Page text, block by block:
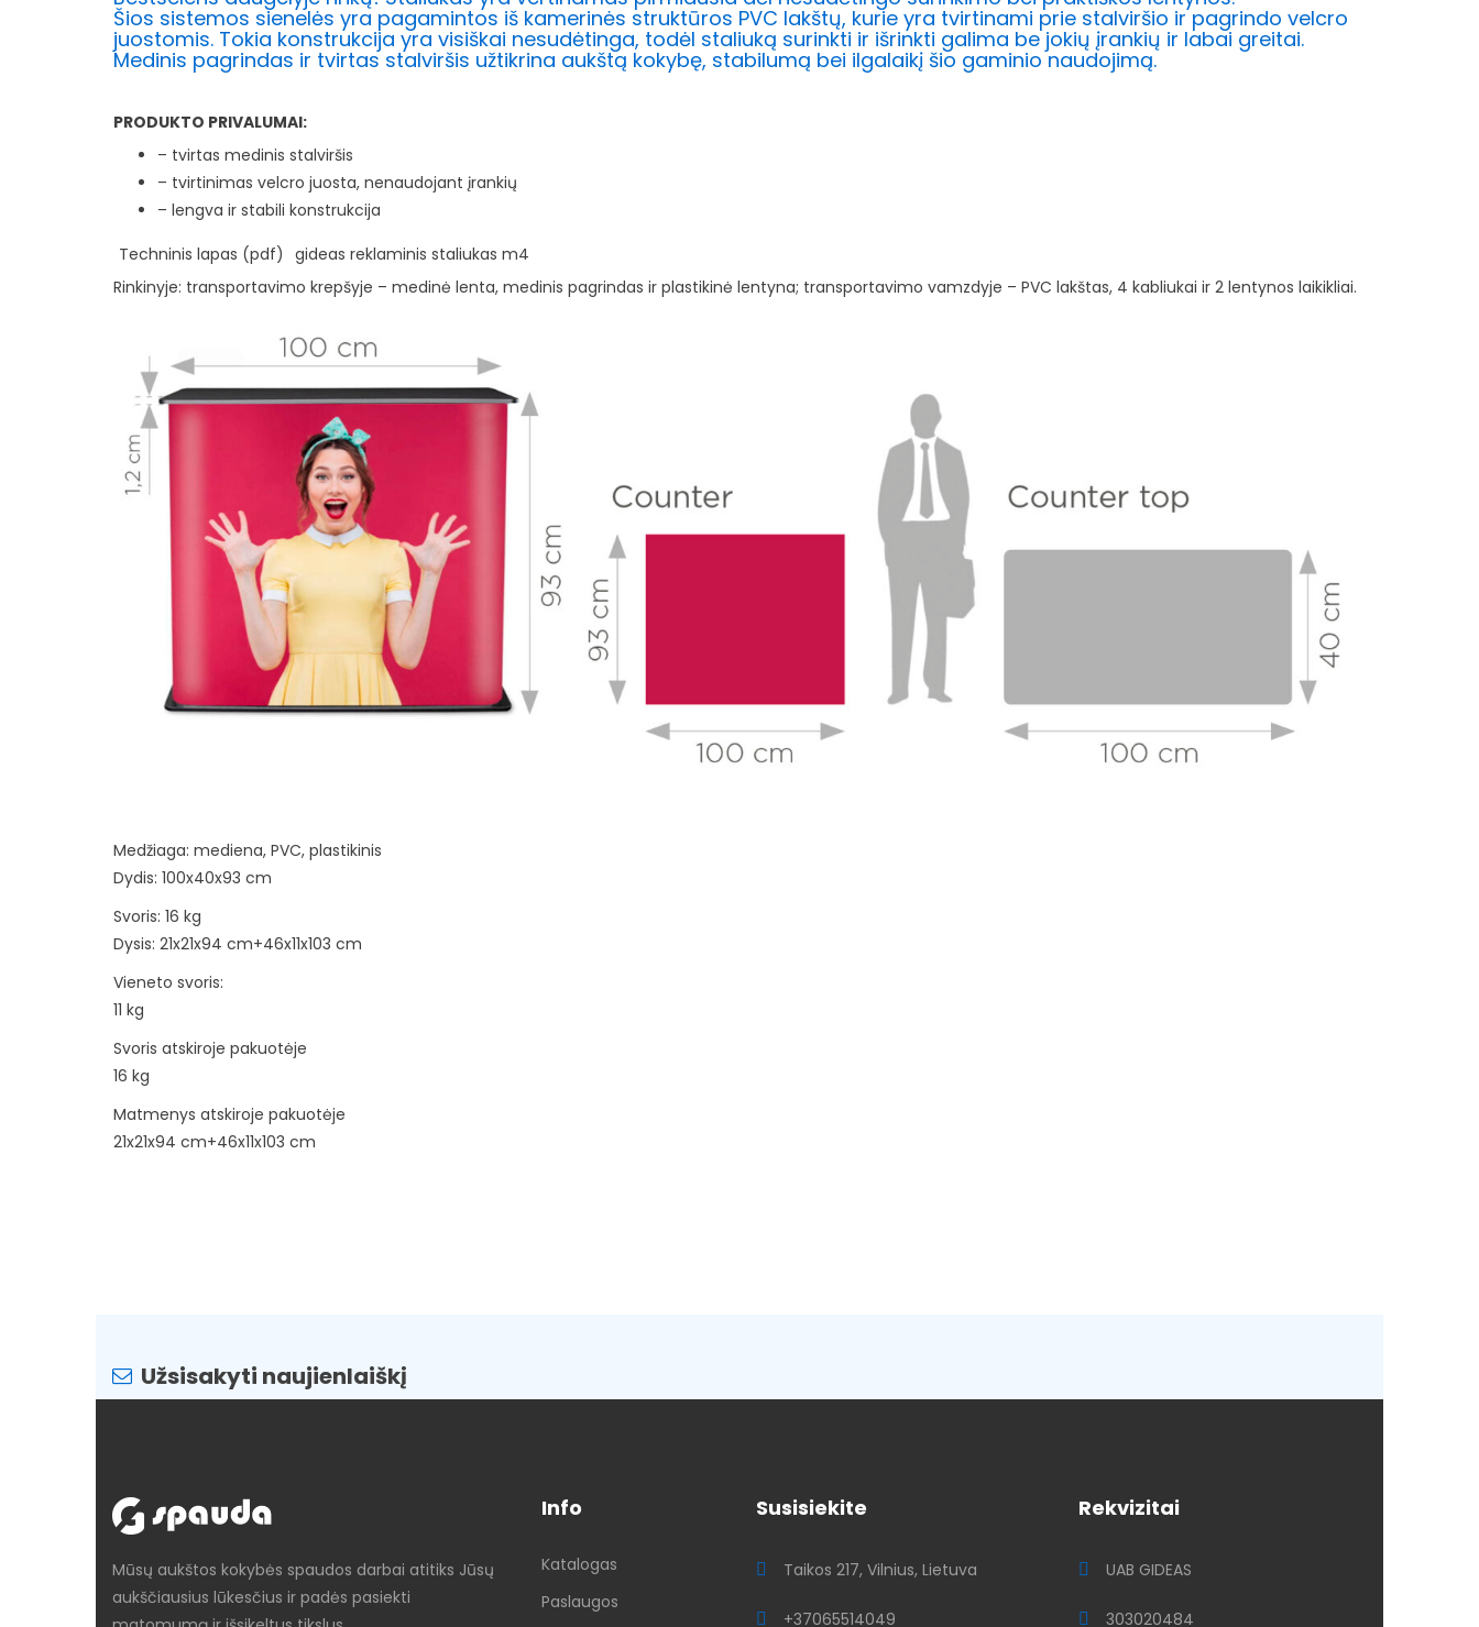
Šios sistemos sienelės yra pagamintos iš kamerinės struktūros PVC lakštų, kurie yra tvirtinami prie stalviršio ir pagrindo velcro
juostomis. Tokia konstrukcija yra visiškai nesudėtinga, todėl staliuką surinkti ir išrinkti galima be jokių įrankių ir labai greitai.
Medinis pagrindas ir tvirtas stalviršis užtikrina aukštą kokybę, stabilumą bei ilgalaikį šio gaminio naudojimą.
PRODUKTO PRIVALUMAI:
– tvirtas medinis stalviršis
– tvirtinimas velcro juosta, nenaudojant įrankių
– lengva ir stabili konstrukcija
Techninis lapas (pdf) gideas reklaminis staliukas m4
Rinkinyje: transportavimo krepšyje – medinė lenta, medinis pagrindas ir plastikinė lentyna; transportavimo vamzdyje – PVC lakštas, 4 kabliukai ir 2 lentynos laikikliai.
Medžiaga: mediena, PVC, plastikinis
Dydis: 100x40x93 cm
Svoris: 16 kg
Dysis: 21x21x94 cm+46x11x103 cm
Vieneto svoris:
11 kg
Svoris atskiroje pakuotėje
16 kg
Matmenys atskiroje pakuotėje
21x21x94 cm+46x11x103 cm
Užsisakyti naujienlaiškį
Mūsų aukštos kokybės spaudos darbai atitiks Jūsų
aukščiausius lūkesčius ir padės pasiekti
Info
Katalogas
Paslaugos
Susisiekite
Taikos 217, Vilnius, Lietuva
+37065514049
Rekvizitai
UAB GIDEAS
303020484